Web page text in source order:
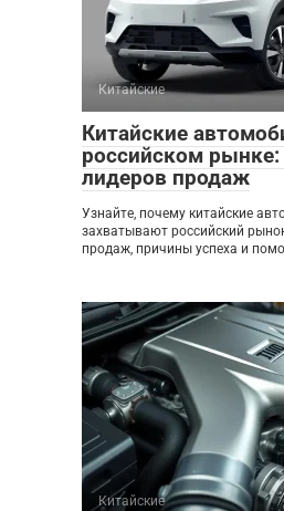
Китайские
Китайские
российском рынке:
лидеров продаж
Узнайте, почему китайские
захватывают российский
продаж, причины успеха и
Китайские